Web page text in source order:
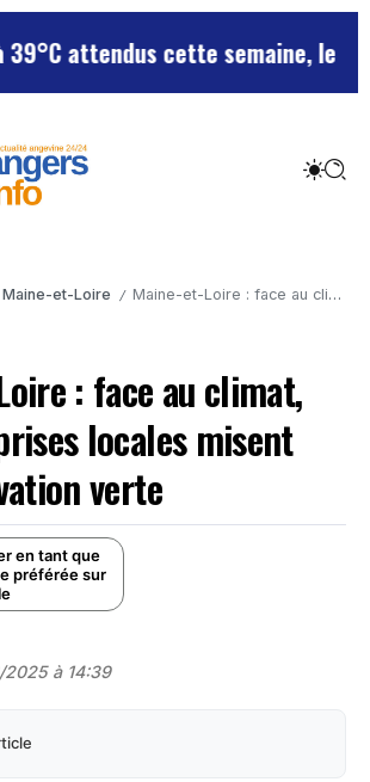
attendus cette semaine, le
Maine-et-Loire / Maine-et-Loire : face au climat, des entreprises locales misent sur l’innovation verte
: face au climat,
locales misent
verte
en tant que
préférée sur
à 14:39